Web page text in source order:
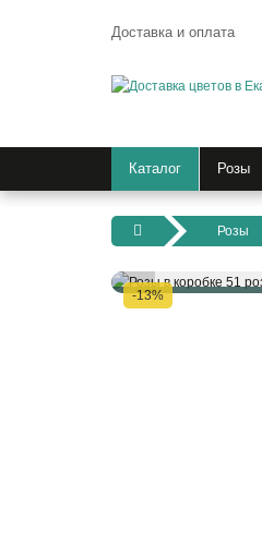
Доставка и оплата
Каталог Розы
Розы
-13%